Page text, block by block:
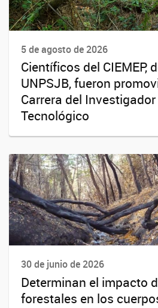
5 de agosto de 2026
Científicos del CIEMEP,
UNPSJB, fueron
Carrera del
Tecnológico
30 de junio de 2026
Determinan el impacto
forestales en los